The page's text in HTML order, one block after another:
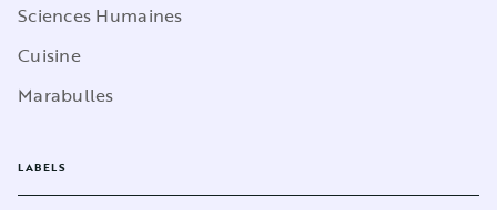
Sciences Humaines
Cuisine
Marabulles
LABELS